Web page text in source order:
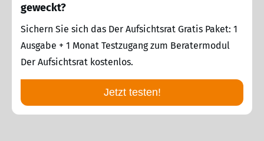
geweckt?
Sichern Sie sich das Der Aufsichtsrat Gratis Paket: 1
Ausgabe + 1 Monat Testzugang zum Beratermodul
Der Aufsichtsrat kostenlos.
Jetzt testen!